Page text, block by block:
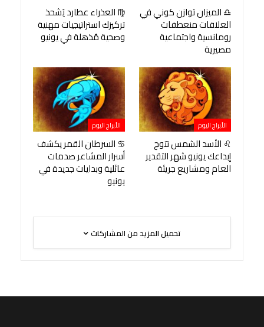
♎ الميزان توازن كوني في
العلاقات منعطفات
رومانسية واجتماعية
مصيرية
♍ العذراء عطارد يَشحذ
تركيزك استراتيجيات مهنية
وصحية مُذهلة في يونيو
الأبراج اليوم
♌ الأسد الشمس تتوج
إبداعك يونيو شهر التقدير
العام ومشاريع جريئة
الأبراج اليوم
♋ السرطان القمر يكشف
أسرار المشاعر صدمات
عائلية وبدايات جديدة في
يونيو
تحميل المزيد من المشاركات